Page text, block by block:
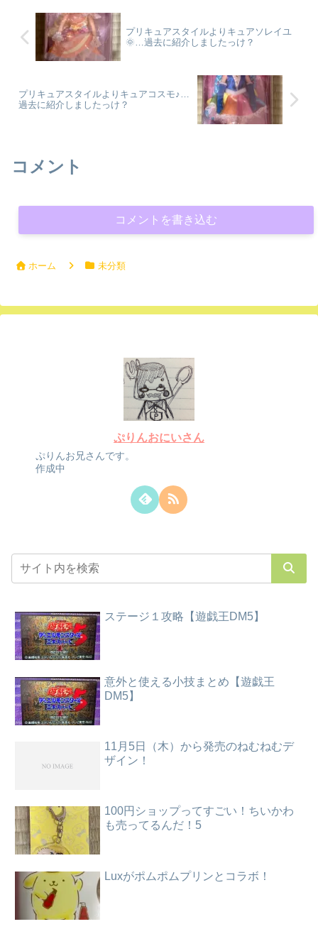
プリキュアスタイルよりキュアソレイユ
🌞…過去に紹介しましたっけ？
プリキュアスタイルよりキュアコスモ♪…
過去に紹介しましたっけ？
コメント
コメントを書き込む
ホーム 未分類
ぷりんおにいさん
ぷりんお兄さんです。
作成中
ステージ１攻略【遊戯王DM5】
意外と使える小技まとめ【遊戯王
DM5】
11月5日（木）から発売のねむねむデ
ザイン！
100円ショップってすごい！ちいかわ
も売ってるんだ！5
Luxがポムポムプリンとコラボ！